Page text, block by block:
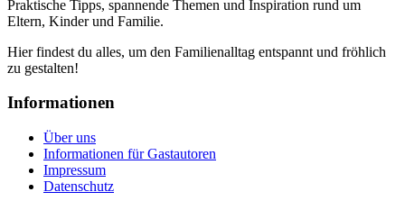
Praktische Tipps, spannende Themen und Inspiration rund um
Eltern, Kinder und Familie.
Hier findest du alles, um den Familienalltag entspannt und fröhlich
zu gestalten!
Informationen
Über uns
Informationen für Gastautoren
Impressum
Datenschutz